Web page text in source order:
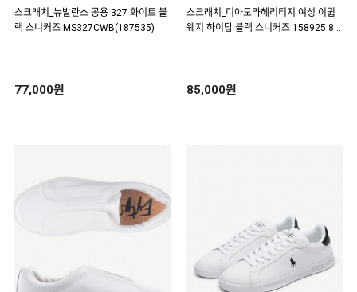
스크래치_뉴발란스 공용 327 화이트 블
랙 스니커즈 MS327CWB(187535)
77,000원
스크래치_디아도라헤리티지 여성 이큅
웨지 하이탑 블랙 스니커즈 158925 80
85,000원